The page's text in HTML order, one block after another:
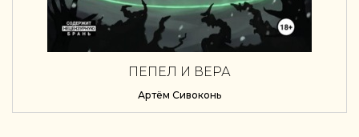
ПЕПЕЛ И ВЕРА
Артём Сивоконь